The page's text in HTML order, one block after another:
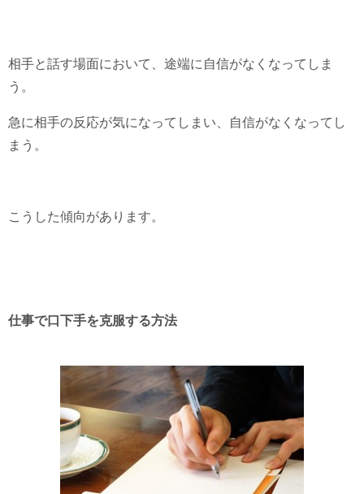
相手と話す場面において、途端に自信がなくなってしま
う。
急に相手の反応が気になってしまい、自信がなくなってし
まう。
こうした傾向があります。
仕事で口下手を克服する方法